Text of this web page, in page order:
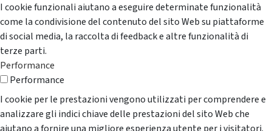
I cookie funzionali aiutano a eseguire determinate funzionalità
come la condivisione del contenuto del sito Web su piattaforme
di social media, la raccolta di feedback e altre funzionalità di
terze parti.
Performance
Performance
I cookie per le prestazioni vengono utilizzati per comprendere e
analizzare gli indici chiave delle prestazioni del sito Web che